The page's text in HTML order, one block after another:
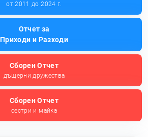
от 2011 до 2024 г.
Отчет за
Приходи и Разходи
Сборен Отчет
дъщерни дружества
Сборен Отчет
сестри и майка